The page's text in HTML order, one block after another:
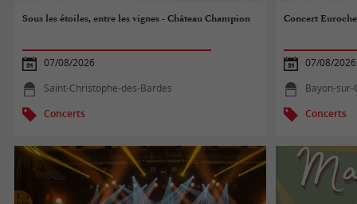
Sous les étoiles, entre les vignes - Château Champion
07/08/2026
Saint-Christophe-des-Bardes
Concerts
Concert
07/08/2026
Bayon-sur-
Concerts